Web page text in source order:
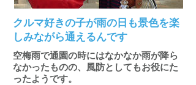
クルマ好きの子が雨の日も景色を楽
しみながら通えるんです
空梅雨で通園の時にはなかなか雨が降ら
なかったものの、風防としてもお役にた
ったようです。